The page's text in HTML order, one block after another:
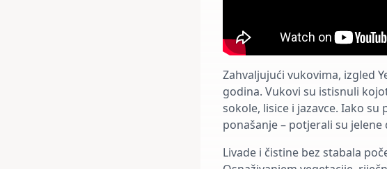
Zahvaljujući vukovima, izgled
godina. Vukovi su istisnuli
sokole, lisice i jazavce. Iako
ponašanje – potjerali su jelene
Livade i čistine bez stabala